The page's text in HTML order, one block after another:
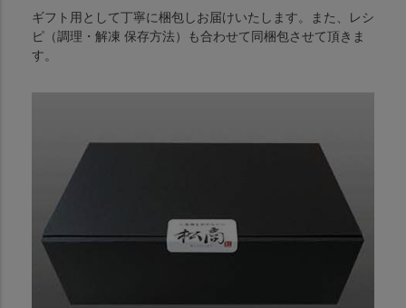
ギフト用として丁寧に梱包しお届けいたします。また、レシ
ピ（調理・解凍 保存方法）も合わせて同梱包させて頂きま
す。